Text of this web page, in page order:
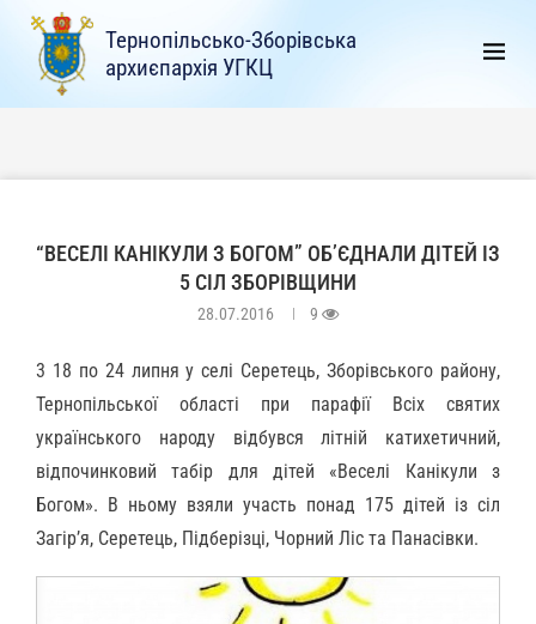
Тернопільсько-Зборівська
архиєпархія УГКЦ
“ВЕСЕЛІ КАНІКУЛИ З БОГОМ” ОБ’ЄДНАЛИ ДІТЕЙ ІЗ
5 СІЛ ЗБОРІВЩИНИ
28.07.2016 9
3 18 по 24 липня у селі Серетець, Зборівського району,
Тернопільської області при парафії Всіх святих
українського народу відбувся літній катихетичний,
відпочинковий табір для дітей «Веселі Канікули з
Богом». В ньому взяли участь понад 175 дітей із сіл
Загір’я, Серетець, Підберізці, Чорний Ліс та Панасівки.